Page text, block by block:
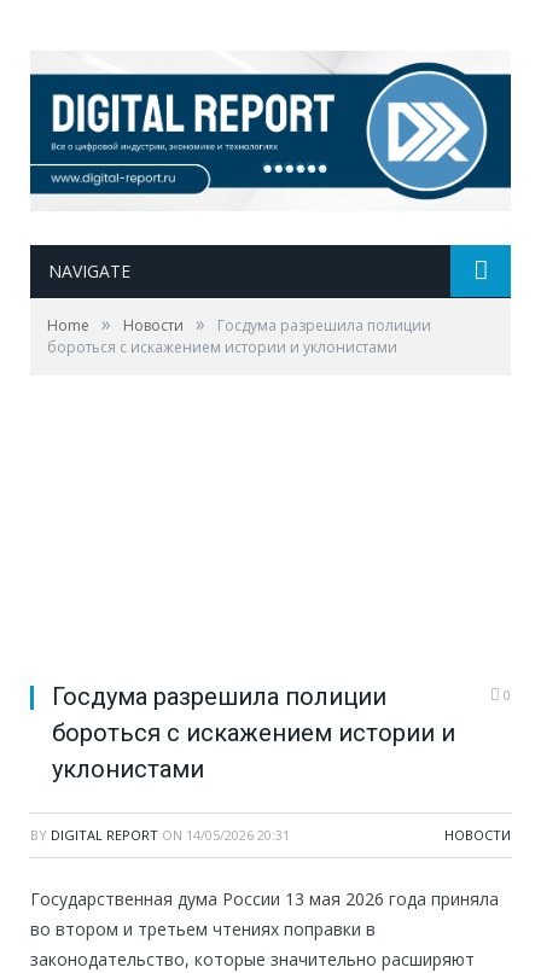
NAVIGATE
Home » Новости »
Госдума разрешила полиции
бороться с искажением истории и уклонистами
Госдума разрешила полиции
бороться с искажением истории и
уклонистами
0
BY DIGITAL REPORT ON 14/05/2026 20:31 НОВОСТИ
Государственная дума России 13 мая 2026 года приняла
во втором и третьем чтениях поправки в
законодательство, которые значительно расширяют